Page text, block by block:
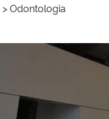
Gabinete de Segurança
>Odontologia